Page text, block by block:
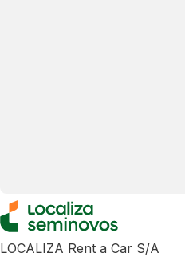
LOCALIZA Rent a Car S/A